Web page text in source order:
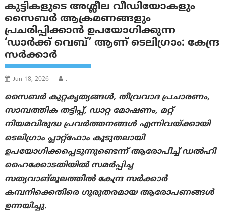
കുട്ടികളുടെ അശ്ലീല വീഡിയോകളും
സൈബർ ആക്രമണങ്ങളും
പ്രചരിപ്പിക്കാൻ ഉപയോഗിക്കുന്ന
‘ഡാര്‍ക്ക് വെബ്’ ആണ് ടെലിഗ്രാം: കേന്ദ്ര
സര്‍ക്കാര്‍
Jun 18, 2026 .
സൈബർ കുറ്റകൃത്യങ്ങൾ, തീവ്രവാദ പ്രചാരണം,
സാമ്പത്തിക തട്ടിപ്പ്, ഡാറ്റ മോഷണം, മറ്റ്
നിയമവിരുദ്ധ പ്രവർത്തനങ്ങൾ എന്നിവയ്ക്കായി
ടെലിഗ്രാം പ്ലാറ്റ്‌ഫോം കൂടുതലായി
ഉപയോഗിക്കപ്പെടുന്നുണ്ടെന്ന് ആരോപിച്ച് ഡൽഹി
ഹൈക്കോടതിയിൽ സമർപ്പിച്ച
സത്യവാങ്മൂലത്തിൽ കേന്ദ്ര സർക്കാർ
കമ്പനിക്കെതിരെ ഗുരുതരമായ ആരോപണങ്ങൾ
ഉന്നയിച്ചു.